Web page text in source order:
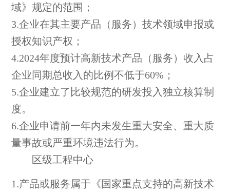
域》规定的范围；
3.企业在其主要产品（服务）技术领域申报或
授权知识产权；
4.2024年度预计高新技术产品（服务）收入占
企业同期总收入的比例不低于60%；
5.企业建立了比较规范的研发投入独立核算制
度。
6.企业申请前一年内未发生重大安全、重大质
量事故或严重环境违法行为。
区级工程中心
1.产品或服务属于《国家重点支持的高新技术